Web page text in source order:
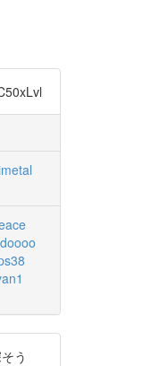
う